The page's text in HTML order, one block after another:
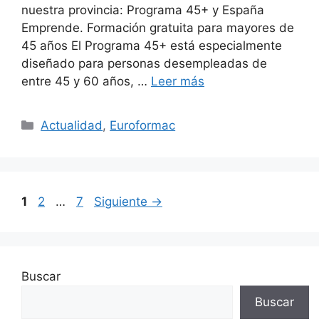
nuestra provincia: Programa 45+ y España
Emprende. Formación gratuita para mayores de
45 años El Programa 45+ está especialmente
diseñado para personas desempleadas de
entre 45 y 60 años, … Leer más
Actualidad , Euroformac
1 2 … 7 Siguiente →
Buscar
Buscar